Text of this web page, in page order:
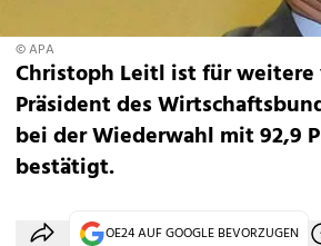
© APA
Christoph Leitl ist für weitere
Präsident des
bei der Wiederwahl mit 92,9
bestätigt.
OE24 AUF GOOGLE BEVORZUGEN